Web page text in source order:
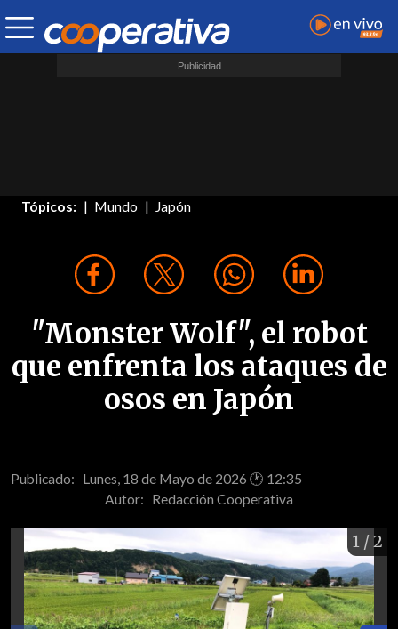
Tópicos: Mundo Japón
"Monster Wolf", el robot
que enfrenta los ataques de
osos en Japón
Publicado: Lunes, 18 de Mayo de 2026 🕐 12:35
Autor: Redacción Cooperativa
1 / 2